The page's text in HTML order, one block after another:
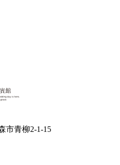
市青柳2-1-15